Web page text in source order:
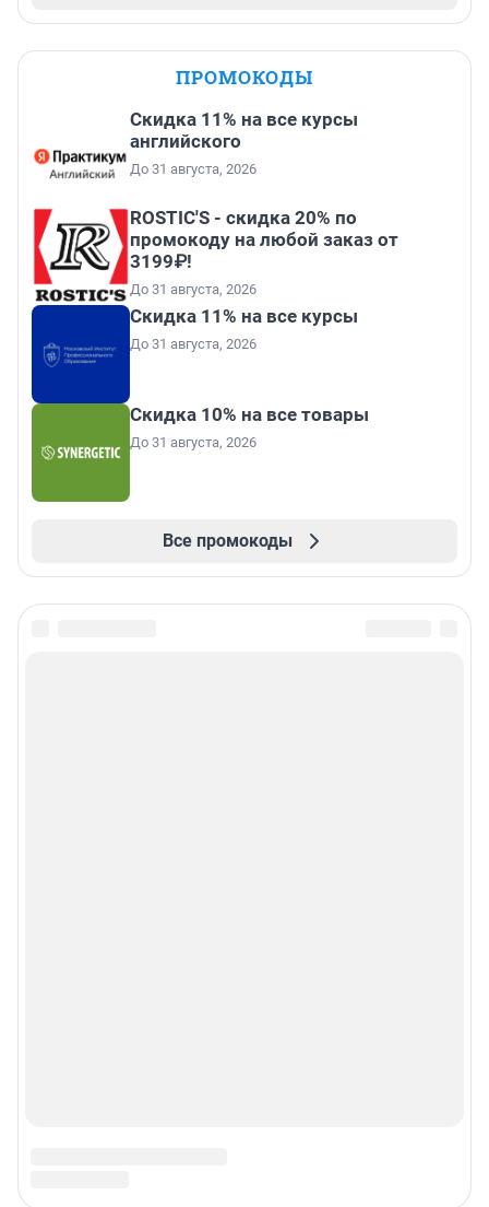
ПРОМОКОДЫ
Скидка 11% на все курсы
английского
До 31 августа, 2026
ROSTIC'S - скидка 20% по
промокоду на любой заказ от
3199₽!
До 31 августа, 2026
Скидка 11% на все курсы
До 31 августа, 2026
Скидка 10% на все товары
До 31 августа, 2026
Все промокоды